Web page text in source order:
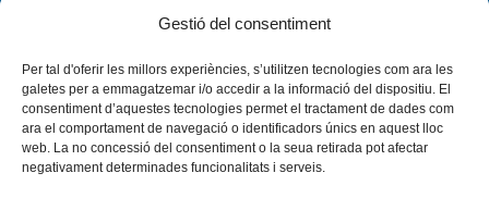
Gestió del consentiment
Per tal d'oferir les millors experiències, s’utilitzen tecnologies com ara les
galetes per a emmagatzemar i/o accedir a la informació del dispositiu. El
consentiment d’aquestes tecnologies permet el tractament de dades com
ara el comportament de navegació o identificadors únics en aquest lloc
web. La no concessió del consentiment o la seua retirada pot afectar
negativament determinades funcionalitats i serveis.
Facebook
X BlueskyTiktok LinkedIn